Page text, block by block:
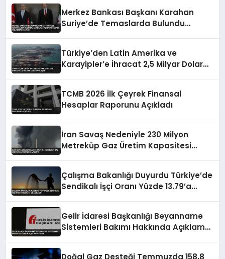
Merkez Bankası Başkanı Karahan
Suriye’de Temaslarda Bulundu
Türkiye’den Latin Amerika ve
Karayipler’e İhracat 2,5 Milyar Dolara
TCMB 2026 İlk Çeyrek Finansal
Hesaplar Raporunu Açıkladı
İran Savaş Nedeniyle 230 Milyon
Metreküp Gaz Üretim Kapasitesi
Çalışma Bakanlığı Duyurdu Türkiye’de
Sendikalı İşçi Oranı Yüzde 13.79’a
Gelir İdaresi Başkanlığı Beyanname
Sistemleri Bakımı Hakkında Açıklama
Doğal Gaz Desteği Temmuzda 158,8